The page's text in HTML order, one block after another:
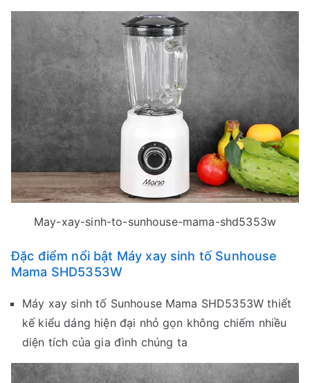
May-xay-sinh-to-sunhouse-mama-shd5353w
Đặc điểm nổi bật Máy xay sinh tố Sunhouse
Mama SHD5353W
Máy xay sinh tố Sunhouse Mama SHD5353W thiết
kế kiểu dáng hiện đại nhỏ gọn không chiếm nhiều
diện tích của gia đình chúng ta